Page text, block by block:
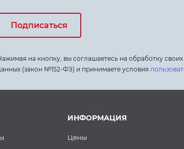
Подписаться
на кнопку, вы соглашаетесь на обработку
(закон №152-ФЗ) и принимаете условия
ИНФОРМАЦИЯ
Цены